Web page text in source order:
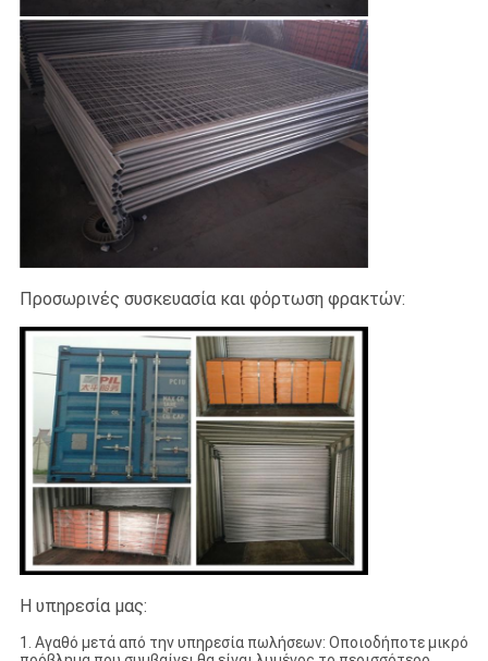
Προσωρινές συσκευασία και φόρτωση φρακτών:
Η υπηρεσία μας:
1. Αγαθό μετά από την υπηρεσία πωλήσεων: Οποιοδήποτε μικρό